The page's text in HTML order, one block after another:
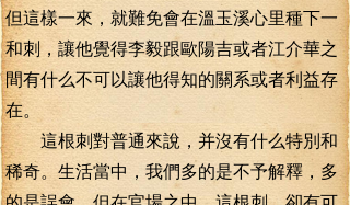
但這樣一來，就難免會在溫玉溪心里種下一
和刺，讓他覺得李毅跟歐陽吉或者江介華之
間有什么不可以讓他得知的關系或者利益存
在。
這根刺對普通來說，并沒有什么特別和
稀奇。生活當中，我們多的是不予解釋，多